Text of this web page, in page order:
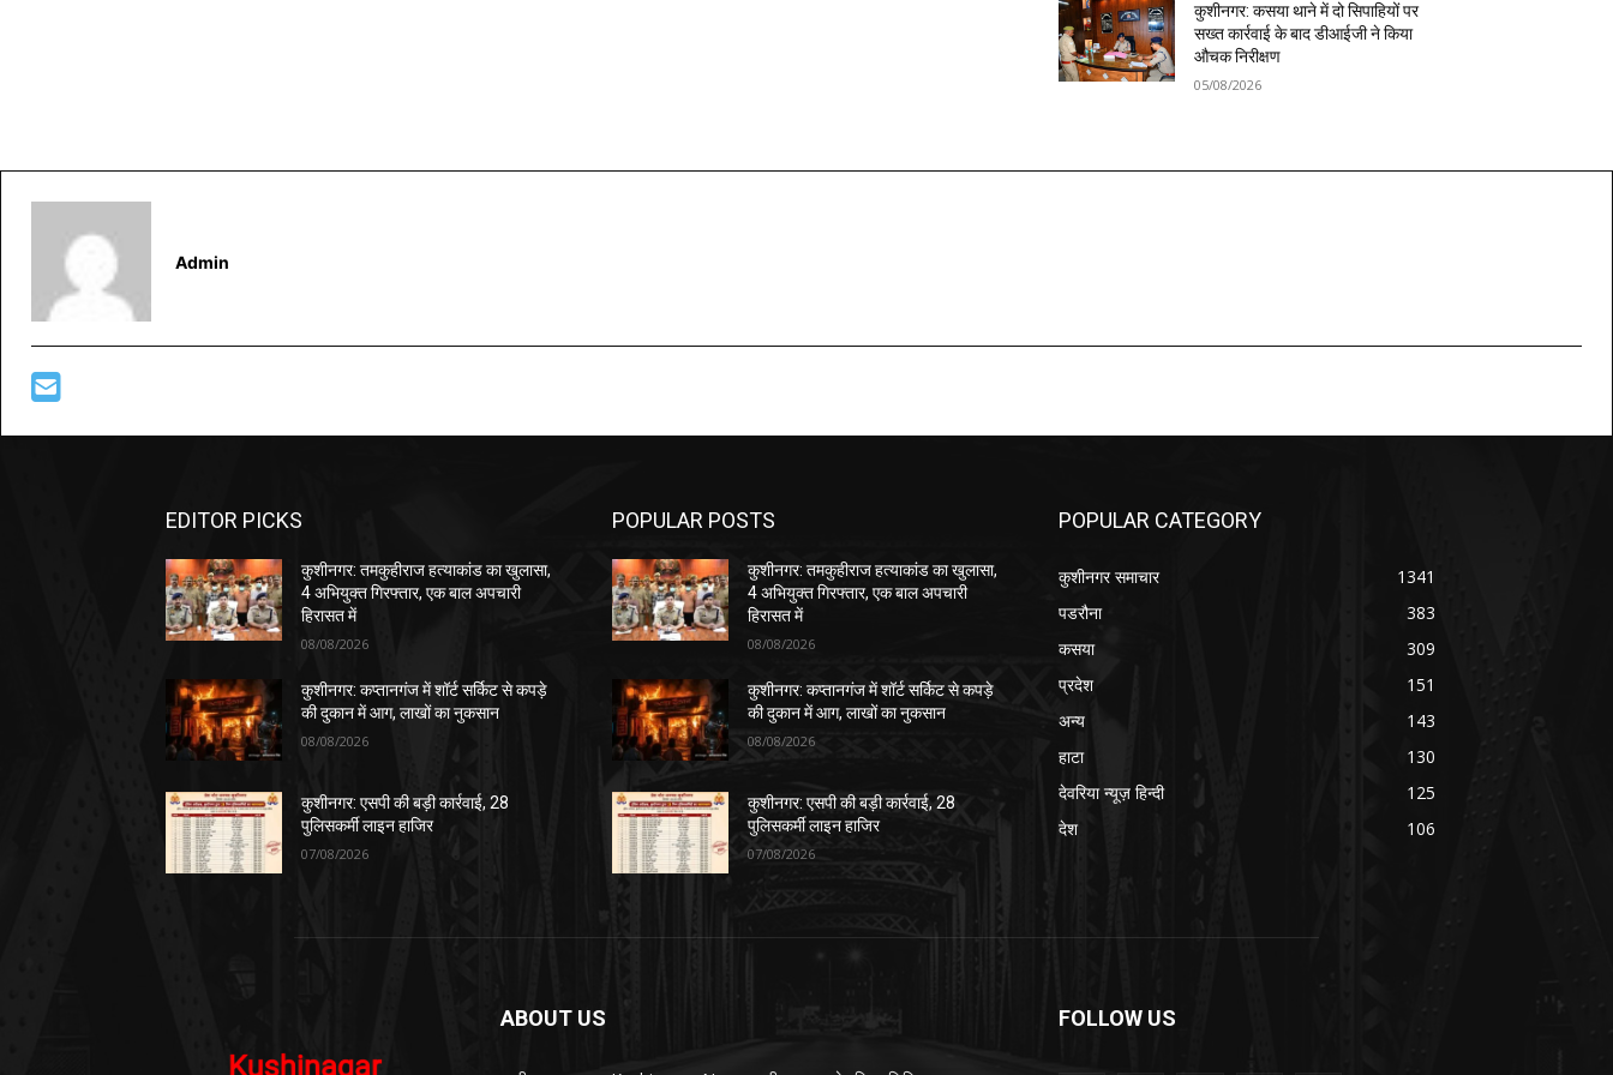
कुशीनगर: कसया थाने में दो सिपाहियों पर
सख्त कार्रवाई के बाद डीआईजी ने किया
औचक निरीक्षण
05/08/2026
Admin
EDITOR PICKS
कुशीनगर: तमकुहीराज हत्याकांड का खुलासा,
4 अभियुक्त गिरफ्तार, एक बाल अपचारी
हिरासत में
08/08/2026
कुशीनगर: कप्तानगंज में शॉर्ट सर्किट से कपड़े
की दुकान में आग, लाखों का नुकसान
08/08/2026
कुशीनगर: एसपी की बड़ी कार्रवाई, 28
पुलिसकर्मी लाइन हाजिर
07/08/2026
POPULAR POSTS
कुशीनगर: तमकुहीराज हत्याकांड का खुलासा,
4 अभियुक्त गिरफ्तार, एक बाल अपचारी
हिरासत में
08/08/2026
कुशीनगर: कप्तानगंज में शॉर्ट सर्किट से कपड़े
की दुकान में आग, लाखों का नुकसान
08/08/2026
कुशीनगर: एसपी की बड़ी कार्रवाई, 28
पुलिसकर्मी लाइन हाजिर
07/08/2026
POPULAR CATEGORY
कुशीनगर समाचार
1341
पडरौना
383
कसया
309
प्रदेश
151
अन्य
143
हाटा
130
देवरिया न्यूज़ हिन्दी
125
देश
106
ABOUT US FOLLOW US